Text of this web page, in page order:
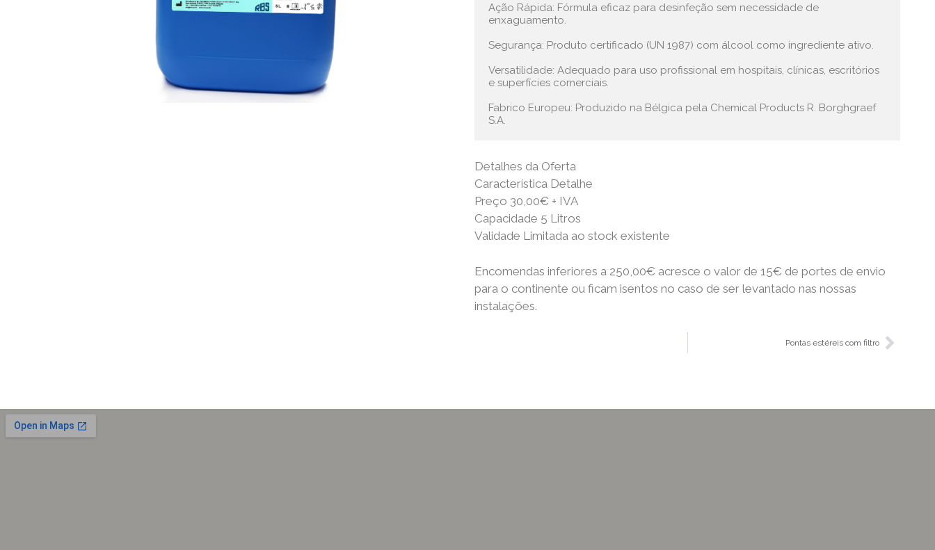
Ação Rápida: Fórmula eficaz para desinfeção sem necessidade de
enxaguamento.
Segurança: Produto certificado (UN 1987) com álcool como ingrediente ativo.
Versatilidade: Adequado para uso profissional em hospitais, clínicas, escritórios
e superfícies comerciais.
Fabrico Europeu: Produzido na Bélgica pela Chemical Products R. Borghgraef
S.A.
Detalhes da Oferta
Característica Detalhe
Preço 30,00€ + IVA
Capacidade 5 Litros
Validade Limitada ao stock existente
Encomendas inferiores a 250,00€ acresce o valor de 15€ de portes de envio
para o continente ou ficam isentos no caso de ser levantado nas nossas
instalações.
Pontas estéreis com filtro